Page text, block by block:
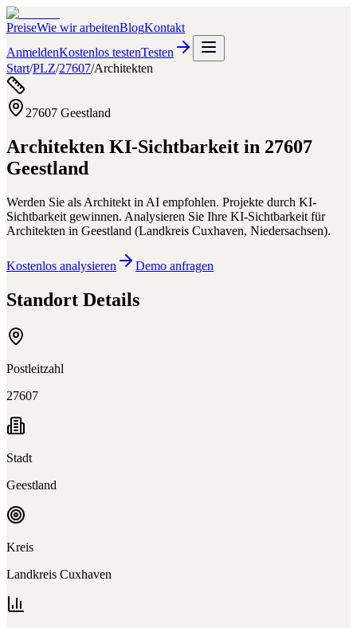
PreiseWie wir arbeitenBlogKontakt
AnmeldenKostenlos testenTesten
Start/PLZ/27607/Architekten
27607 Geestland
Architekten KI-Sichtbarkeit in 27607
Geestland
Werden Sie als Architekt in AI empfohlen. Projekte durch KI-
Sichtbarkeit gewinnen. Analysieren Sie Ihre KI-Sichtbarkeit für
Architekten in Geestland (Landkreis Cuxhaven, Niedersachsen).
Kostenlos analysieren Demo anfragen
Standort Details
Postleitzahl
27607
Stadt
Geestland
Kreis
Landkreis Cuxhaven